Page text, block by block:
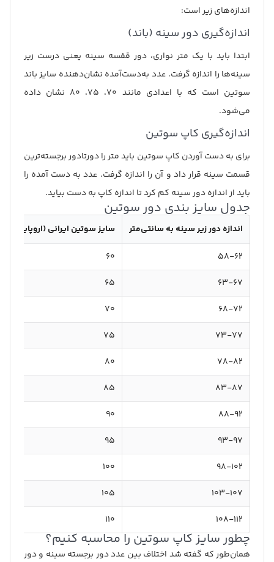
اندازه‌های زیر است:
اندازه‌گیری دور سینه (باند)
ابتدا باید با یک متر نواری، دور قفسه سینه یعنی درست زیر
سینه‌ها را اندازه گرفت. عدد به‌دست‌آمده نشان‌دهنده سایز باند
سوتین است که با اعدادی مانند ۷۰، ۷۵، ۸۰ نشان داده
می‌شود.
اندازه‌گیری کاپ سوتین
برای به دست آوردن کاپ سوتین باید متر را دورتادور برجسته‌ترین
قسمت سینه قرار داد و آن را اندازه گرفت. عدد به دست آمده را
باید از اندازه دور سینه کم کرد تا اندازه کاپ به دست بیاید.
جدول سایز بندی دور سوتین
اندازه دور زیر سینه به سانتی‌متر سایز سوتین ایرانی (اروپایی)
۵۸-۶۲
60
۶۳-۶۷
۶۵
۶۸-۷۲
۷۰
۷۳-۷۷
۷۵
۷۸-۸۲
۸۰
۸۳-۸۷
۸۵
۸۸-۹۲
۹۰
۹۳-۹۷
۹۵
۹۸-۱۰۲
۱۰۰
۱۰۳-۱۰۷
۱۰۵
۱۰۸-۱۱۲
۱۱۰
چطور سایز کاپ سوتین را محاسبه کنیم؟
همان‌طور که گفته شد اختلاف بین عدد دور برجسته سینه و دور